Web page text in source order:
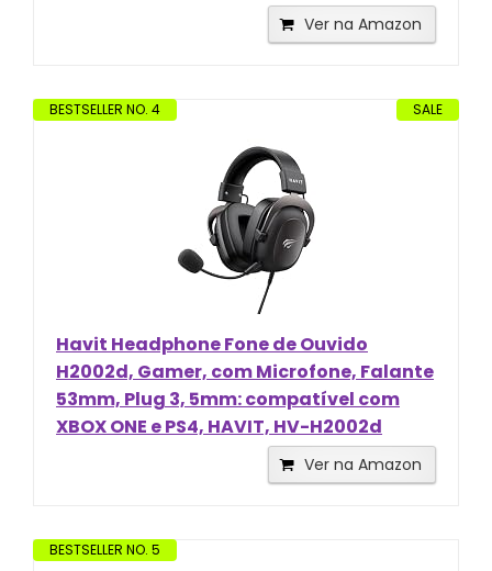
Ver na Amazon
SALE
BESTSELLER NO. 4
Havit Headphone Fone de Ouvido
H2002d, Gamer, com Microfone, Falante
53mm, Plug 3, 5mm: compatível com
XBOX ONE e PS4, HAVIT, HV-H2002d
Ver na Amazon
BESTSELLER NO. 5